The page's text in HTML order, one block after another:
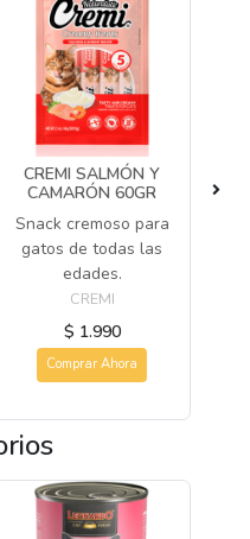
CREMI SALMÓN Y
CAMARÓN 60GR
Snack cremoso para
gatos de todas las
edades.
CREMI
$ 1.990
Comprar Ahora